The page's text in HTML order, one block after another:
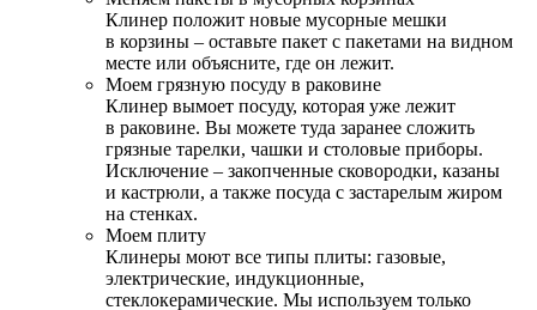
Клинер положит новые мусорные мешки
в корзины – оставьте пакет с пакетами на видном
месте или объясните, где он лежит.
Моем грязную посуду в раковине
Клинер вымоет посуду, которая уже лежит
в раковине. Вы можете туда заранее сложить
грязные тарелки, чашки и столовые приборы.
Исключение – закопченные сковородки, казаны
и кастрюли, а также посуда с застарелым жиром
на стенках.
Моем плиту
Клинеры моют все типы плиты: газовые,
электрические, индукционные,
стеклокерамические. Мы используем только